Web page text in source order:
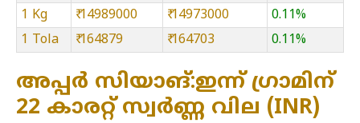
1 Kg ₹ 14989000 ₹ 14973000
0.11%
1 Tola
₹ 164879 ₹ 164703 0.11%
അപ്പർ സിയാങ്:ഇന്ന് ഗ്രാമിന്
22 കാരറ്റ് സ്വർണ്ണ വില (INR)